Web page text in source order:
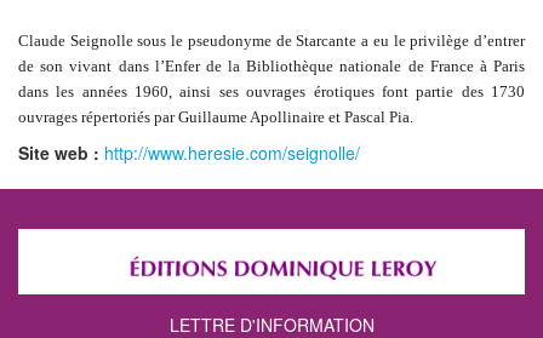
Claude Seignolle sous le pseudonyme de Starcante a eu le privilège d’entrer
de son vivant dans l’Enfer de la Bibliothèque nationale de France à Paris
dans les années 1960, ainsi ses ouvrages érotiques font partie des 1730
ouvrages répertoriés par Guillaume Apollinaire et Pascal Pia.
Site web : http://www.heresie.com/seignolle/
LETTRE D'INFORMATION